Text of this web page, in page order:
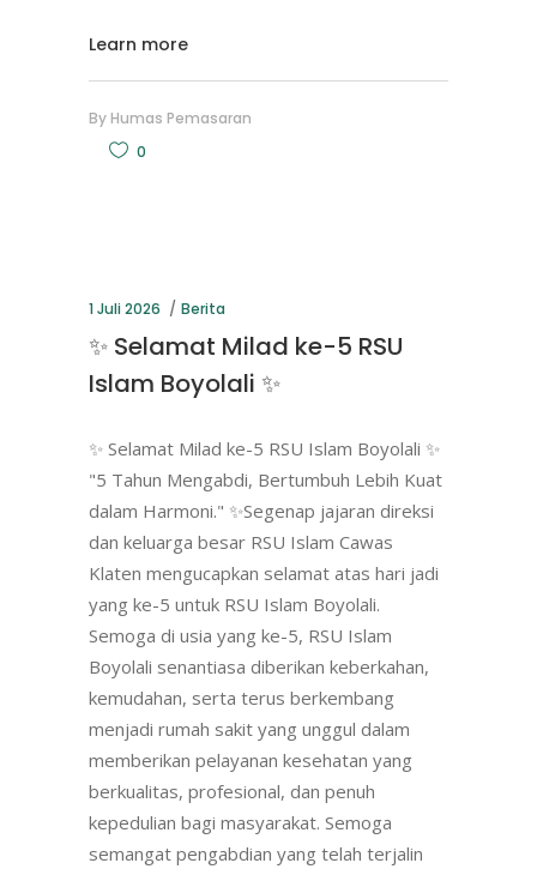
Learn more
By Humas Pemasaran
0
1 Juli 2026 Berita
✨ Selamat Milad ke-5 RSU
Islam Boyolali ✨
✨ Selamat Milad ke-5 RSU Islam Boyolali ✨
"5 Tahun Mengabdi, Bertumbuh Lebih Kuat
dalam Harmoni." ✨Segenap jajaran direksi
dan keluarga besar RSU Islam Cawas
Klaten mengucapkan selamat atas hari jadi
yang ke-5 untuk RSU Islam Boyolali.
Semoga di usia yang ke-5, RSU Islam
Boyolali senantiasa diberikan keberkahan,
kemudahan, serta terus berkembang
menjadi rumah sakit yang unggul dalam
memberikan pelayanan kesehatan yang
berkualitas, profesional, dan penuh
kepedulian bagi masyarakat. Semoga
semangat pengabdian yang telah terjalin